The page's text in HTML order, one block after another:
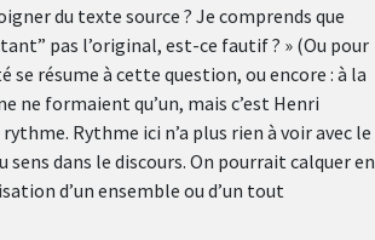
du texte source ? Je comprends que
pas l’original, est-ce fautif ? » (Ou pour
résume à cette question, ou encore : à la
ne formaient qu’un, mais c’est Henri
Rythme ici n’a plus rien à voir avec le
dans le discours. On pourrait calquer en
d’un ensemble ou d’un tout